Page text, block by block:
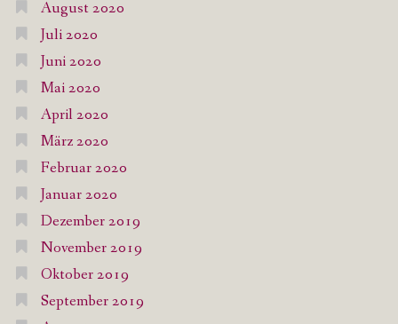
August 2020
Juli 2020
Juni 2020
Mai 2020
April 2020
März 2020
Februar 2020
Januar 2020
Dezember 2019
November 2019
Oktober 2019
September 2019